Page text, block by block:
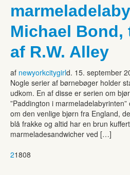
Michael Bond,
af R.W. Alley
af newyorkcitygirld. 15. september
Nogle serier af børnebøger holder
udkom. En af disse er serien om
”Paddington i
om den venlige bjørn fra England,
blå frakke og altid har en brun
marmeladesandwicher ved […]
21808